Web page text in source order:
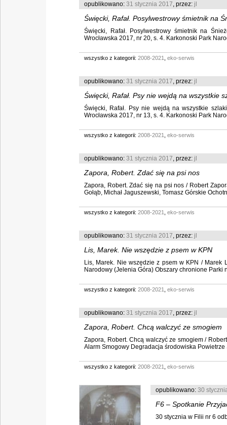
opublikowano: 31 stycznia 2017, przez: jl
Święcki, Rafał. Posylwestrowy śmietnik na
Święcki, Rafał. Posylwestrowy śmietnik na
Wrocławska 2017, nr 20, s. 4. Karkonoski Park
wszystko z kategorii: 2008-2021 eko-serwis
opublikowano: 31 stycznia 2017, przez: jl
Święcki, Rafał. Psy nie wejdą na wszystkie
Święcki, Rafał. Psy nie wejdą na wszystkie
Wrocławska 2017, nr 13, s. 4. Karkonoski Park
wszystko z kategorii: 2008-2021 eko-serwis
opublikowano: 31 stycznia 2017, przez: jl
Zapora, Robert. Zdać się na psi nos
Zapora, Robert. Zdać się na psi nos / Robert
Gołąb, Michał Jaguszewski, Tomasz Górskie
wszystko z kategorii: 2008-2021 eko-serwis
opublikowano: 31 stycznia 2017, przez: jl
Lis, Marek. Nie wszędzie z psem w KPN
Lis, Marek. Nie wszędzie z psem w KPN /
Narodowy (Jelenia Góra) Obszary chronione Parki
wszystko z kategorii: 2008-2021 eko-serwis
opublikowano: 31 stycznia 2017, przez: jl
Zapora, Robert. Chcą walczyć ze smogiem
Zapora, Robert. Chcą walczyć ze smogiem /
Alarm Smogowy Degradacja środowiska Powietrze
wszystko z kategorii: 2008-2021 eko-serwis
opublikowano: 30
F6 – Spotkanie
30 stycznia w Filii nr 6